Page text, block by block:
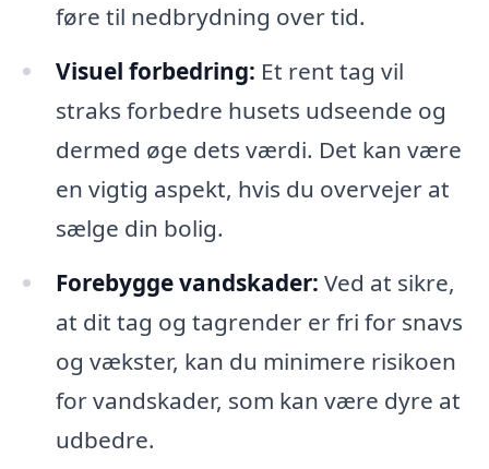
føre til nedbrydning over tid.
Visuel forbedring: Et rent tag vil
straks forbedre husets udseende og
dermed øge dets værdi. Det kan være
en vigtig aspekt, hvis du overvejer at
sælge din bolig.
Forebygge vandskader: Ved at sikre,
at dit tag og tagrender er fri for snavs
og vækster, kan du minimere risikoen
for vandskader, som kan være dyre at
udbedre.